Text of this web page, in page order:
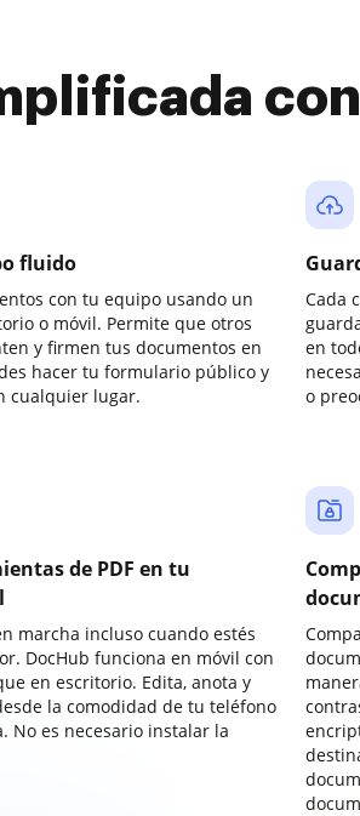
fluido
con tu equipo usando un
o móvil. Permite que otros
y firmen tus documentos en
hacer tu formulario público y
cualquier lugar.
Cada
en
o
de PDF en tu
marcha incluso cuando estés
DocHub funciona en móvil con
en escritorio. Edita, anota y
la comodidad de tu teléfono
No es necesario instalar la